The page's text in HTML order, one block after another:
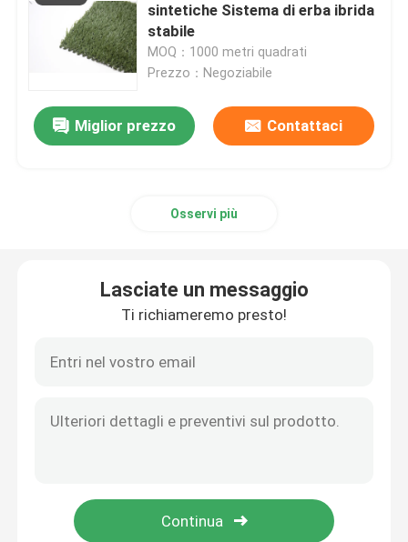
sintetiche Sistema di erba ibrida
stabile
MOQ：1000 metri quadrati
Prezzo：Negoziabile
Miglior prezzo Contattaci
Osservi più
Lasciate un messaggio
Ti richiameremo presto!